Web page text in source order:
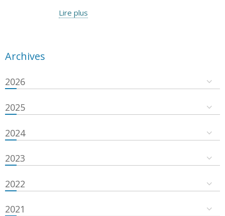
Lire plus
Archives
2026
2025
2024
2023
2022
2021